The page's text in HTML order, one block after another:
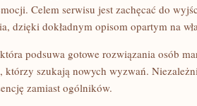
Celem serwisu jest zachęcać do
dzięki dokładnym opisom opartym na
podsuwa gotowe rozwiązania osób
którzy szukają nowych wyzwań.
zamiast ogólników.